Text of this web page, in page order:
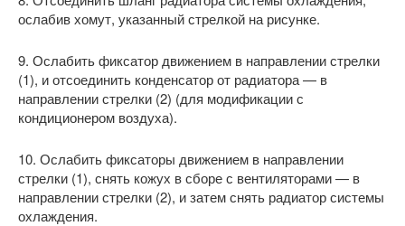
ослабив хомут, указанный стрелкой на рисунке.
9. Ослабить фиксатор движением в направлении стрелки
(1), и отсоединить конденсатор от радиатора — в
направлении стрелки (2) (для модификации с
кондиционером воздуха).
10. Ослабить фиксаторы движением в направлении
стрелки (1), снять кожух в сборе с вентиляторами — в
направлении стрелки (2), и затем снять радиатор системы
охлаждения.